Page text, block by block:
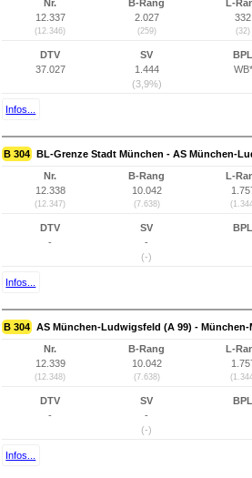
Nr.
12.337
(12.346)
B-Rang
2.027
(259)
L-
332
(32)
DTV
37.027
SV
1.444
(3,9%)
BPL
WB*
Infos...
B 304 BL-Grenze Stadt München - AS München-
Nr.
12.338
(12.347)
B-Rang
10.042
(7.638)
L-
DTV
-
SV
-
(-)
BPL
Infos...
B 304 AS München-Ludwigsfeld (A 99) -
Nr.
12.339
(12.348)
B-Rang
10.042
(7.638)
L-
DTV
-
SV
-
(-)
BPL
Infos...